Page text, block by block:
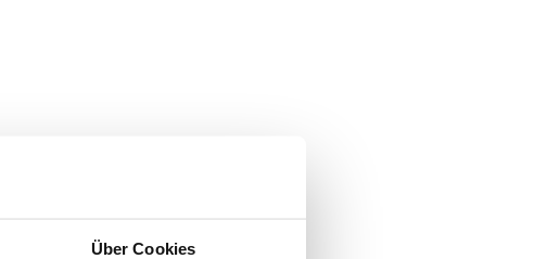
Über Cookies